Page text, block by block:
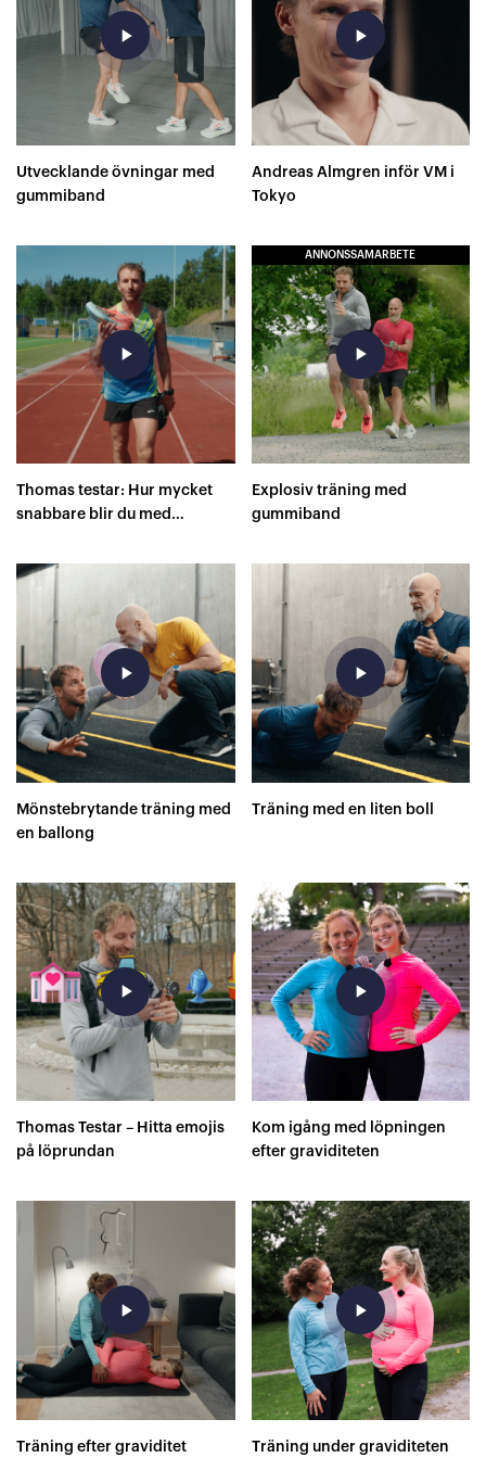
play_arrow
Utvecklande övningar med
gummiband
play_arrow
Andreas Almgren inför VM i
Tokyo
play_arrow
Thomas testar: Hur mycket
snabbare blir du med
ANNONSSAMARBETE
play_arrow
Explosiv träning med
gummiband
play_arrow
Mönstebrytande träning med
en ballong
play_arrow
Träning med en liten boll
play_arrow
Thomas Testar – Hitta emojis
på löprundan
play_arrow
Kom igång med löpningen
efter graviditeten
play_arrow
Träning efter graviditet
play_arrow
Träning under graviditeten